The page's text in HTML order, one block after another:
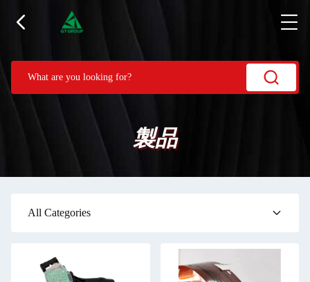
製品
All Categories